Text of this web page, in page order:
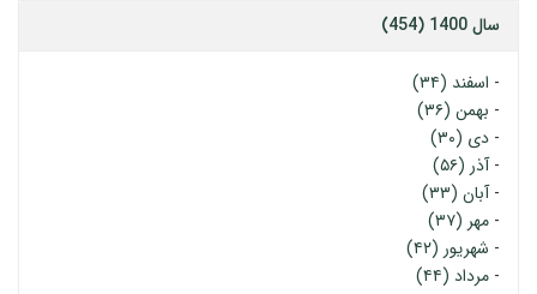
سال 1400 (454)
- اسفند (۳۴)
- بهمن (۳۶)
- دی (۳۰)
-آذر (۵۶)
-آبان (۳۳)
- مهر (۳۷)
- شهریور (۴۲)
- مرداد (۴۴)